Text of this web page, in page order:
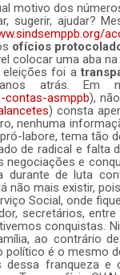
motivo dos
sugerir, ajudar?
ofícios
colocar uma aba
eleições foi a
atrás. Em
contas-asmppb),
) consta
nenhuma
labore, tema tão
de radical e falta
e
durante de luta
não mais existir,
Social, onde
secretários,
conquistas.
ao contrário
é o mesmo
franqueza